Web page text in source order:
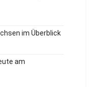
im Überblick
am